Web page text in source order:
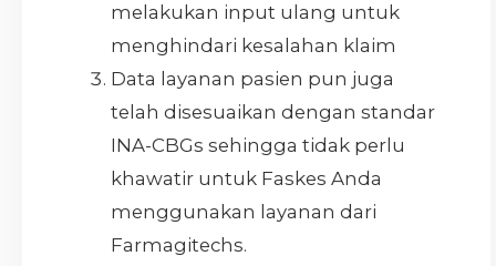
melakukan input ulang untuk
menghindari kesalahan klaim
Data layanan pasien pun juga
telah disesuaikan dengan standar
INA-CBGs sehingga tidak perlu
khawatir untuk Faskes Anda
menggunakan layanan dari
Farmagitechs.